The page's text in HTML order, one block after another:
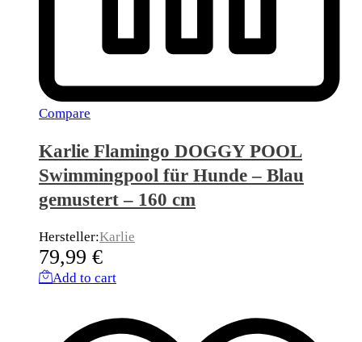
Compare
Karlie Flamingo DOGGY POOL
Swimmingpool für Hunde – Blau
gemustert – 160 cm
Hersteller:Karlie
79,99 €
Add to cart